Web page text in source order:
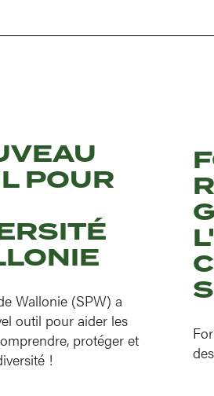
POUR
Wallonie (SPW) a
outil pour aider les
protéger et
!